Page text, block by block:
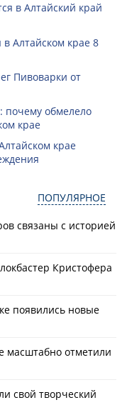
в Алтайский край
Алтайском крае 8
Пивоварки от
почему обмелело
крае
крае
ПОПУЛЯРНОЕ
связаны с историей
Кристофера
появились новые
масштабно отметили
свой творческий